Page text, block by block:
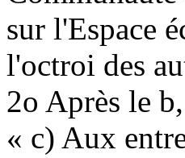
sur l'Espace
l'octroi des
2o Après le
« c) Aux